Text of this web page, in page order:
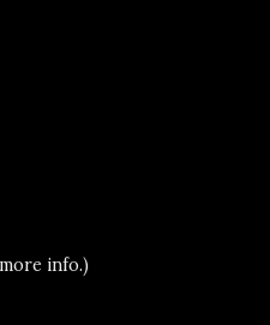
info.)